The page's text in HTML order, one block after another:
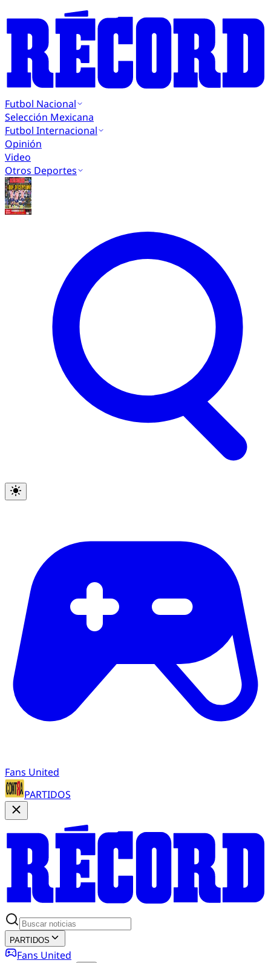
Futbol Nacional
Selección Mexicana
Futbol Internacional
Opinión
Video
Otros Deportes
Fans United
PARTIDOS
PARTIDOS
Fans United